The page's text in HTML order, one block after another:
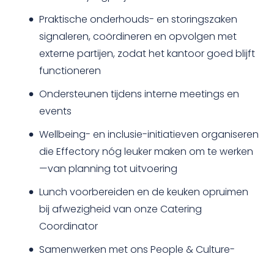
Praktische onderhouds- en storingszaken
signaleren, coördineren en opvolgen met
externe partijen, zodat het kantoor goed blijft
functioneren
Ondersteunen tijdens interne meetings en
events
Wellbeing- en inclusie-initiatieven organiseren
die Effectory nóg leuker maken om te werken
—van planning tot uitvoering
Lunch voorbereiden en de keuken opruimen
bij afwezigheid van onze Catering
Coordinator
Samenwerken met ons People & Culture-